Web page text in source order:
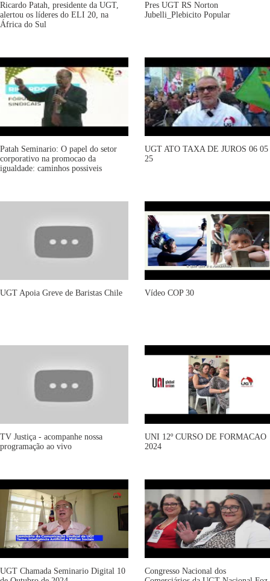
Ricardo Patah, presidente da UGT,
alertou os líderes do ELI 20, na
África do Sul
Pres UGT RS Norton
Jubelli_Plebicito Popular
Patah Seminario: O papel do setor
corporativo na promocao da
igualdade: caminhos possiveis
UGT ATO TAXA DE JUROS 06 05
25
UGT Apoia Greve de Baristas Chile Vídeo COP 30
TV Justiça - acompanhe nossa
programação ao vivo
UNI 12º CURSO DE FORMACAO
2024
UGT Chamada Seminario Digital 10
Congresso Nacional dos